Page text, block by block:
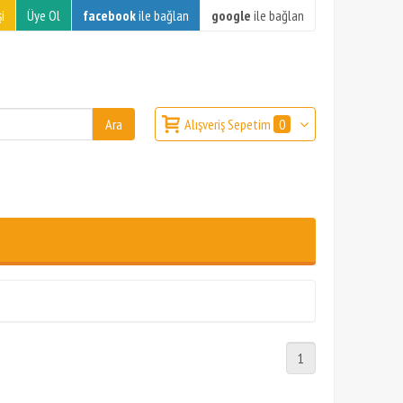
Üye Ol facebookile bağlan google ile bağlan
Alışveriş Sepetim 0
1